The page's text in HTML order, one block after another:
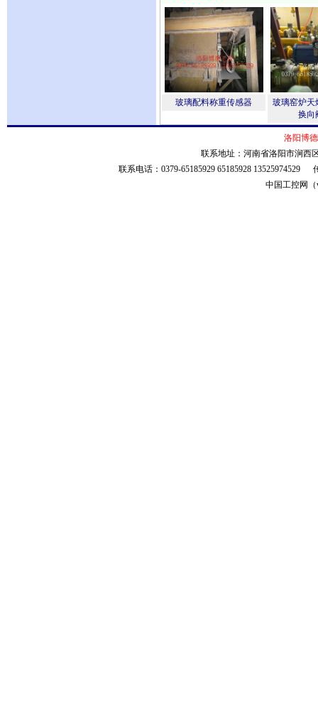
玻璃配料称重传感器
玻璃窑炉天
换向
洛阳博
联系地址：河南省洛阳市涧西
联系电话：0379-65185929 65185928
中国工控网（